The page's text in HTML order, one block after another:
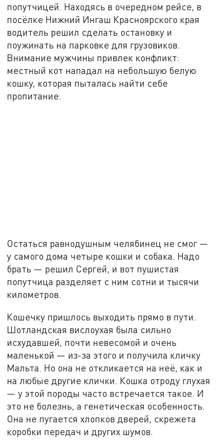
попутчицей. Находясь в очередном рейсе, в
посёлке Нижний Ингаш Красноярского края
водитель решил сделать остановку и
поужинать на парковке для грузовиков.
Внимание мужчины привлек конфликт:
местный кот нападал на небольшую белую
кошку, которая пыталась найти себе
пропитание.
Остаться равнодушным челябинец не смог —
у самого дома четыре кошки и собака. Надо
брать — решил Сергей, и вот пушистая
попутчица разделяет с ним сотни и тысячи
километров.
Кошечку пришлось выходить прямо в пути.
Шотландская вислоухая была сильно
исхудавшей, почти невесомой и очень
маленькой — из-за этого и получила кличку
Мальта. Но она не откликается на неё, как и
на любые другие клички. Кошка отроду глухая
— у этой породы часто встречается такое. И
это не болезнь, а генетическая особенность.
Она не пугается хлопков дверей, скрежета
коробки передач и других шумов.